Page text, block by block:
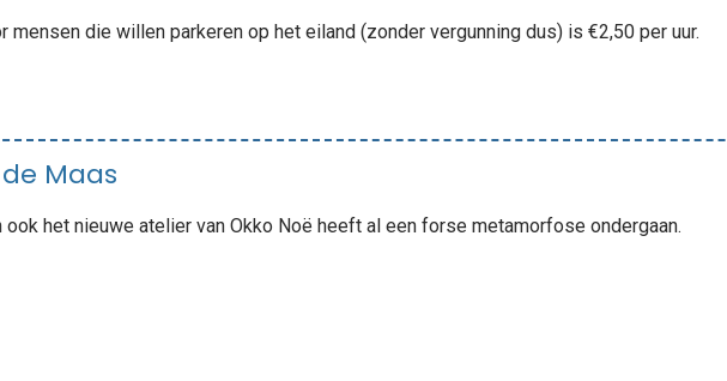
mensen die willen parkeren op het eiland (zonder vergunning dus) is €2,50 per uur.
Maas
het nieuwe atelier van Okko Noë heeft al een forse metamorfose ondergaan.